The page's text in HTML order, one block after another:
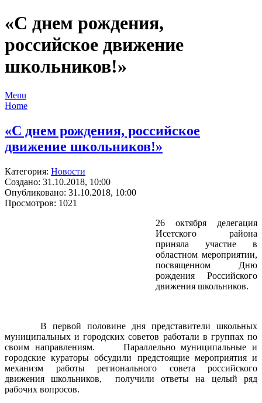
«С днем рождения,
российское движение
школьников!»
Menu
Home
«С днем рождения, российское
движение школьников!»
Категория: Новости
Создано: 31.10.2018, 10:00
Опубликовано: 31.10.2018, 10:00
Просмотров: 1021
26 октября делегация
Исетского района
приняла участие в
областном мероприятии,
посвященном Дню
рождения Российского
движения школьников.
В первой половине дня представители школьных
муниципальных и городских советов работали в группах по
своим направлениям. Параллельно муниципальные и
городские кураторы обсудили предстоящие мероприятия и
механизм работы регионального совета российского
движения школьников, получили ответы на целый ряд
рабочих вопросов.